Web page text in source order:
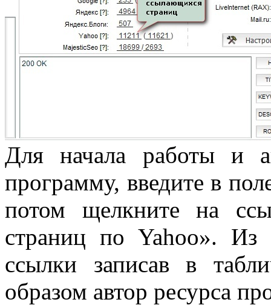
Для начала работы и
программу, введите в
потом щелкните на
страниц по Yahoo». Из
ссылки записав в
образом автор ресурса